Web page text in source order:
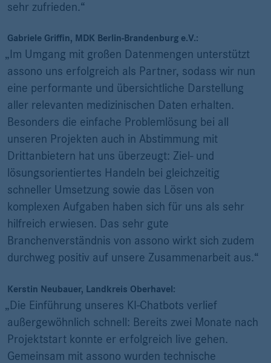
sehr zufrieden.“
Gabriele Griffin, MDK Berlin-Brandenburg e.V.:
„Im Umgang mit großen Datenmengen unterstützt
assono uns erfolgreich als Partner, sodass wir nun
eine performante und übersichtliche Darstellung
aller relevanten medizinischen Daten erhalten.
Besonders die einfache Problemlösung bei all
unseren Projekten auch in Abstimmung mit
Drittanbietern hat uns überzeugt: Ziel- und
lösungsorientiertes Handeln bei gleichzeitig
schneller Umsetzung sowie das Lösen von
komplexen Aufgaben haben sich für uns als sehr
hilfreich erwiesen. Das sehr gute
Branchenverständnis von assono wirkt sich zudem
durchweg positiv auf unsere Zusammenarbeit aus.“
Kerstin Neubauer, Landkreis Oberhavel:
„Die Einführung unseres KI-Chatbots verlief
außergewöhnlich schnell: Bereits zwei Monate nach
Projektstart konnte er erfolgreich live gehen.
Gemeinsam mit assono wurden technische